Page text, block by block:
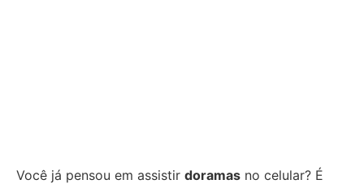
Você já pensou em assistir doramas no celular? É